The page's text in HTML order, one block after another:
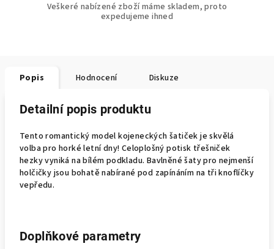
Veškeré nabízené zboží máme skladem, proto
expedujeme ihned
Popis Hodnocení Diskuze
Detailní popis produktu
Tento romantický model kojeneckých šatiček je skvělá
volba pro horké letní dny! Celoplošný potisk třešniček
hezky vyniká na bílém podkladu. Bavlněné šaty pro nejmenší
holčičky jsou bohatě nabírané pod zapínáním na tři knoflíčky
vepředu.
Doplňkové parametry